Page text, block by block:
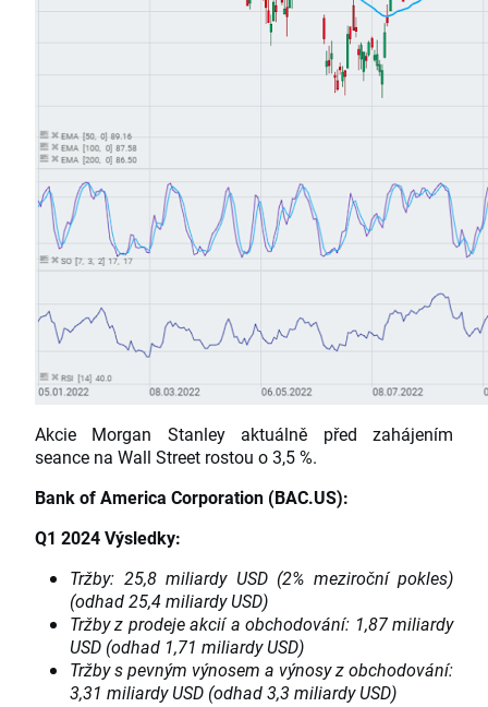
Akcie Morgan Stanley aktuálně před zahájením
seance na Wall Street rostou o 3,5 %.
Bank of America Corporation (BAC.US):
Q1 2024 Výsledky:
Tržby: 25,8 miliardy USD (2% meziroční pokles)
(odhad 25,4 miliardy USD)
Tržby z prodeje akcií a obchodování: 1,87 miliardy
USD (odhad 1,71 miliardy USD)
Tržby s pevným výnosem a výnosy z obchodování:
3,31 miliardy USD (odhad 3,3 miliardy USD)